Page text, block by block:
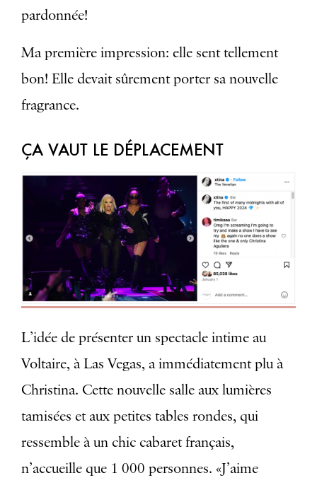
pardonnée!
Ma première impression: elle sent tellement
bon! Elle devait sûrement porter sa nouvelle
fragrance.
ÇA VAUT LE DÉPLACEMENT
L’idée de présenter un spectacle intime au
Voltaire, à Las Vegas, a immédiatement plu à
Christina. Cette nouvelle salle aux lumières
tamisées et aux petites tables rondes, qui
ressemble à un chic cabaret français,
n’accueille que 1 000 personnes. «J’aime